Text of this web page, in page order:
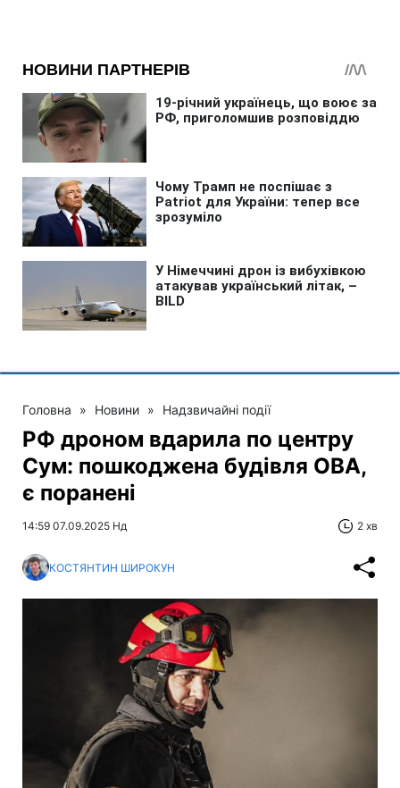
Головна » Новини » Надзвичайні події
РФ дроном вдарила по центру
Сум: пошкоджена будівля ОВА,
є поранені
14:59 07.09.2025 Нд 2 хв
КОСТЯНТИН ШИРОКУН